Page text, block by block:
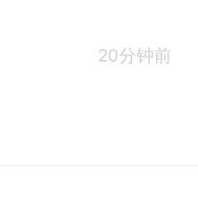
20分钟前